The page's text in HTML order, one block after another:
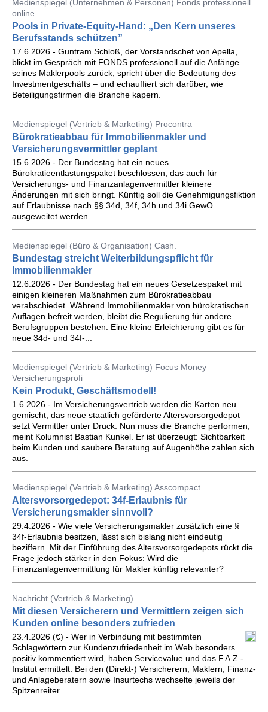
Medienspiegel (Unternehmen & Personen) Fonds professionell
online
Pools in Private-Equity-Hand: „Den Kern unseres
Berufsstands schützen”
17.6.2026 - Guntram Schloß, der Vorstandschef von Apella,
blickt im Gespräch mit FONDS professionell auf die Anfänge
seines Maklerpools zurück, spricht über die Bedeutung des
Investmentgeschäfts – und echauffiert sich darüber, wie
Beteiligungsfirmen die Branche kapern.
Medienspiegel (Vertrieb & Marketing) Procontra
Bürokratieabbau für Immobilienmakler und
Versicherungsvermittler geplant
15.6.2026 - Der Bundestag hat ein neues
Bürokratieentlastungspaket beschlossen, das auch für
Versicherungs- und Finanzanlagenvermittler kleinere
Änderungen mit sich bringt. Künftig soll die Genehmigungsfiktion
auf Erlaubnisse nach §§ 34d, 34f, 34h und 34i GewO
ausgeweitet werden.
Medienspiegel (Büro & Organisation) Cash.
Bundestag streicht Weiterbildungspflicht für
Immobilienmakler
12.6.2026 - Der Bundestag hat ein neues Gesetzespaket mit
einigen kleineren Maßnahmen zum Bürokratieabbau
verabschiedet. Während Immobilienmakler von bürokratischen
Auflagen befreit werden, bleibt die Regulierung für andere
Berufsgruppen bestehen. Eine kleine Erleichterung gibt es für
neue 34d- und 34f-...
Medienspiegel (Vertrieb & Marketing) Focus Money
Versicherungsprofi
Kein Produkt, Geschäftsmodell!
1.6.2026 - Im Versicherungsvertrieb werden die Karten neu
gemischt, das neue staatlich geförderte Altersvorsorgedepot
setzt Vermittler unter Druck. Nun muss die Branche performen,
meint Kolumnist Bastian Kunkel. Er ist überzeugt: Sichtbarkeit
beim Kunden und saubere Beratung auf Augenhöhe zahlen sich
aus.
Medienspiegel (Vertrieb & Marketing) Asscompact
Altersvorsorgedepot: 34f-Erlaubnis für
Versicherungsmakler sinnvoll?
29.4.2026 - Wie viele Versicherungsmakler zusätzlich eine §
34f-Erlaubnis besitzen, lässt sich bislang nicht eindeutig
beziffern. Mit der Einführung des Altersvorsorgedepots rückt die
Frage jedoch stärker in den Fokus: Wird die
Finanzanlagenvermittlung für Makler künftig relevanter?
Nachricht (Vertrieb & Marketing)
Mit diesen Versicherern und Vermittlern zeigen sich
Kunden online besonders zufrieden
23.4.2026 (€) - Wer in Verbindung mit bestimmten
Schlagwörtern zur Kundenzufriedenheit im Web besonders
positiv kommentiert wird, haben Servicevalue und das F.A.Z.-
Institut ermittelt. Bei den (Direkt-) Versicherern, Maklern, Finanz-
und Anlageberatern sowie Insurtechs wechselte jeweils der
Spitzenreiter.